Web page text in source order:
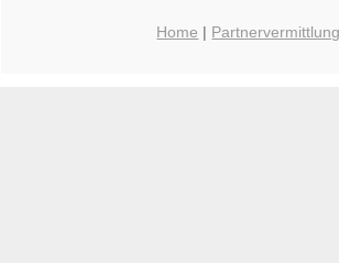
Home |